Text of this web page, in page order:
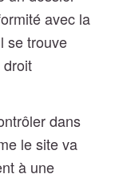
avec la
se trouve
dans
le site va
à une